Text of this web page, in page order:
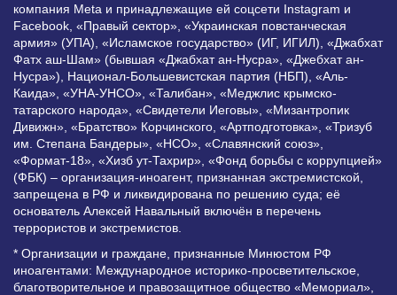
компания Meta и принадлежащие ей соцсети Instagram и
Facebook, «Правый сектор», «Украинская повстанческая
армия» (УПА), «Исламское государство» (ИГ, ИГИЛ), «Джабхат
Фатх аш-Шам» (бывшая «Джабхат ан-Нусра», «Джебхат ан-
Нусра»), Национал-Большевистская партия (НБП), «Аль-
Каида», «УНА-УНСО», «Талибан», «Меджлис крымско-
татарского народа», «Свидетели Иеговы», «Мизантропик
Дивижн», «Братство» Корчинского, «Артподготовка», «Тризуб
им. Степана Бандеры», «НСО», «Славянский союз»,
«Формат-18», «Хизб ут-Тахрир», «Фонд борьбы с коррупцией»
(ФБК) – организация-иноагент, признанная экстремистской,
запрещена в РФ и ликвидирована по решению суда; её
основатель Алексей Навальный включён в перечень
террористов и экстремистов.
* Организации и граждане, признанные Минюстом РФ
иноагентами: Международное историко-просветительское,
благотворительное и правозащитное общество «Мемориал»,